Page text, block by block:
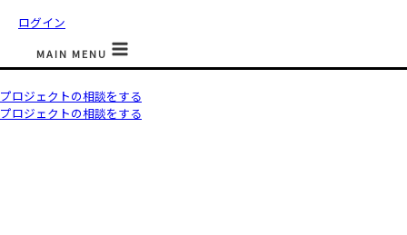
ログイン
MAIN MENU
プロジェクトの相談をする
プロジェクトの相談をする